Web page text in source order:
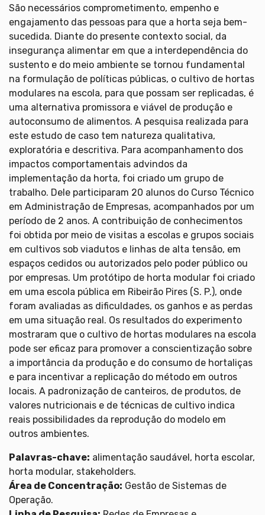
São necessários comprometimento, empenho e
engajamento das pessoas para que a horta seja bem-
sucedida. Diante do presente contexto social, da
insegurança alimentar em que a interdependência do
sustento e do meio ambiente se tornou fundamental
na formulação de políticas públicas, o cultivo de hortas
modulares na escola, para que possam ser replicadas, é
uma alternativa promissora e viável de produção e
autoconsumo de alimentos. A pesquisa realizada para
este estudo de caso tem natureza qualitativa,
exploratória e descritiva. Para acompanhamento dos
impactos comportamentais advindos da
implementação da horta, foi criado um grupo de
trabalho. Dele participaram 20 alunos do Curso Técnico
em Administração de Empresas, acompanhados por um
período de 2 anos. A contribuição de conhecimentos
foi obtida por meio de visitas a escolas e grupos sociais
em cultivos sob viadutos e linhas de alta tensão, em
espaços cedidos ou autorizados pelo poder público ou
por empresas. Um protótipo de horta modular foi criado
em uma escola pública em Ribeirão Pires (S. P.), onde
foram avaliadas as dificuldades, os ganhos e as perdas
em uma situação real. Os resultados do experimento
mostraram que o cultivo de hortas modulares na escola
pode ser eficaz para promover a conscientização sobre
a importância da produção e do consumo de hortaliças
e para incentivar a replicação do método em outros
locais. A padronização de canteiros, de produtos, de
valores nutricionais e de técnicas de cultivo indica
reais possibilidades da reprodução do modelo em
outros ambientes.
Palavras-chave: alimentação saudável, horta escolar,
horta modular, stakeholders.
Área de Concentração: Gestão de Sistemas de
Operação.